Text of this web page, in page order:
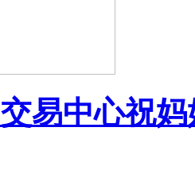
易中心祝